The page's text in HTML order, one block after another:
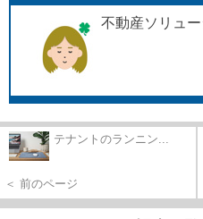
不動産ソリュ
テナントのランニン...
＜ 前のページ